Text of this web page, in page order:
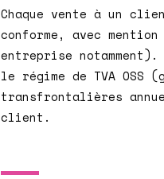
Chaque vente à un
conforme, avec
entreprise
le régime de TVA OSS
transfrontalières
client.